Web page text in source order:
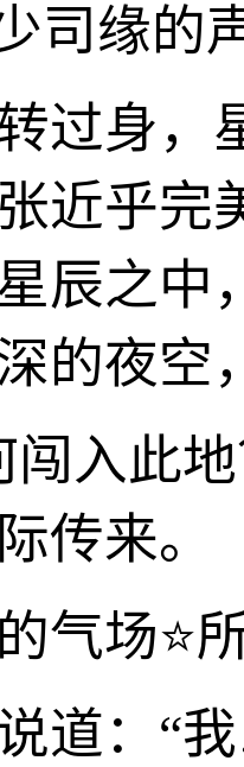
司缘的
过身，
近乎完
辰之中
的夜空
闯入此
传来。
气场⭐
道：“